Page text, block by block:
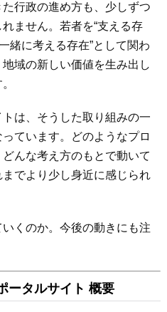
行政の進め方も、少しずつ
ません。若者を“支える存
緒に考える存在”として関わ
域の新しい価値を生み出し
は、そうした取り組みの一
ています。どのようなプロ
んな考え方のもとで動いて
でより少し身近に感じられ
くのか。今後の動きにも注
ータルサイト 概要